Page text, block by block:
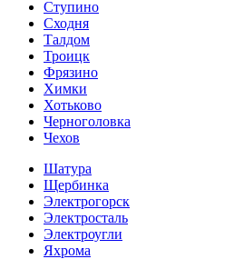
Ступино
Сходня
Талдом
Троицк
Фрязино
Химки
Хотьково
Черноголовка
Чехов
Шатура
Щербинка
Электрогорск
Электросталь
Электроугли
Яхрома